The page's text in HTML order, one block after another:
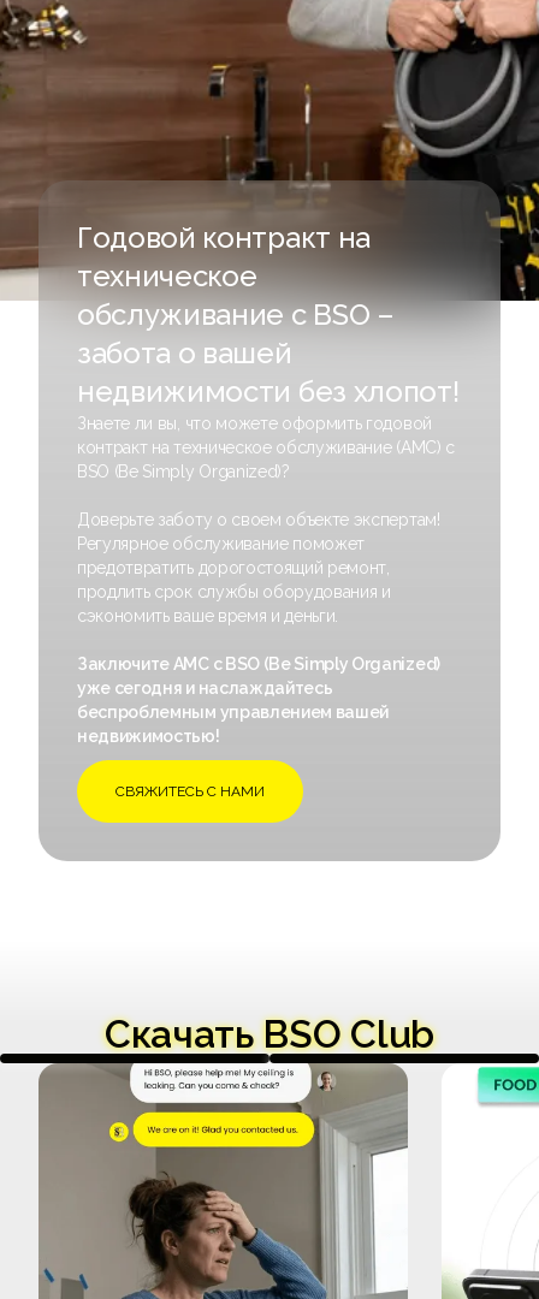
Годовой контракт на
техническое
обслуживание с BSO –
забота о вашей
недвижимости без хлопот!
Знаете ли вы, что можете оформить годовой
контракт на техническое обслуживание (AMC) с
BSO (Be Simply Organized)?
Доверьте заботу о своем объекте экспертам!
Регулярное обслуживание поможет
предотвратить дорогостоящий ремонт,
продлить срок службы оборудования и
сэкономить ваше время и деньги.
Заключите AMC с BSO (Be Simply Organized)
уже сегодня и наслаждайтесь
беспроблемным управлением вашей
недвижимостью!
СВЯЖИТЕСЬ С НАМИ
Скачать BSO Club